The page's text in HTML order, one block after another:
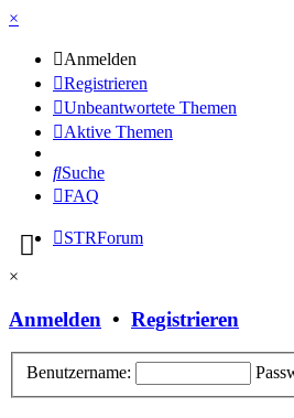
×
Anmelden
Registrieren
Unbeantwortete Themen
Aktive Themen
Suche
FAQ
STRForum
×
Anmelden • Registrieren
Benutzername: